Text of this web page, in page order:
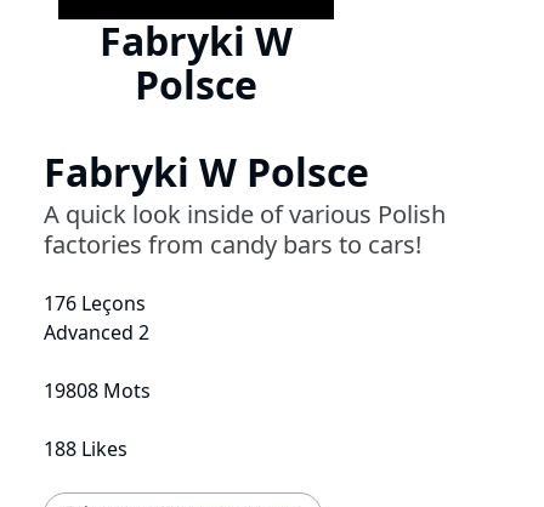
Fabryki W
Polsce
Fabryki W Polsce
A quick look inside of various Polish
factories from candy bars to cars!
176 Leçons
Advanced 2
19808 Mots
188 Likes